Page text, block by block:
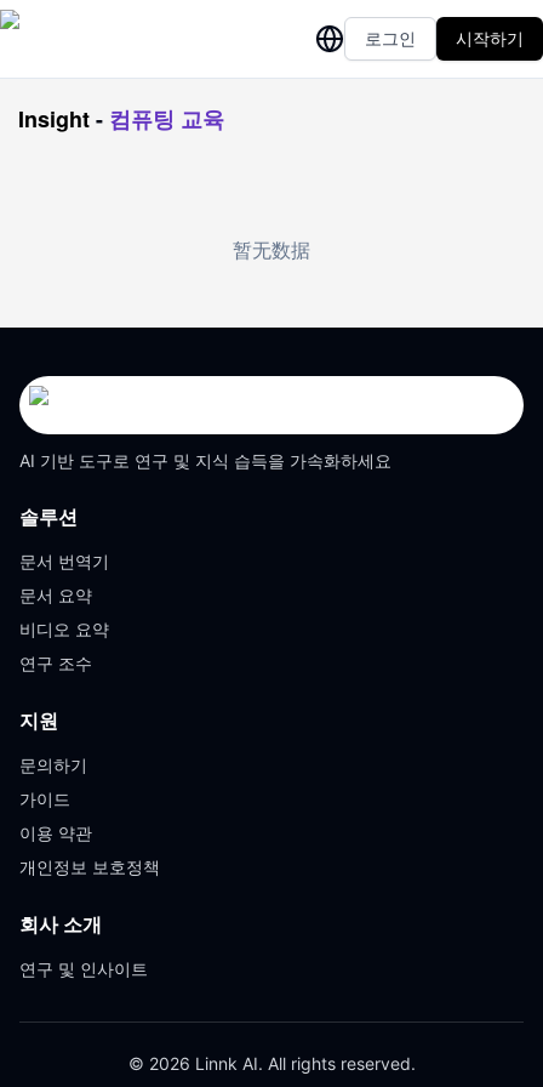
로그인 시작하기
Insight- 컴퓨팅 교육
暂无数据
AI 기반 도구로 연구 및 지식 습득을 가속화하세요
솔루션
문서 번역기
문서 요약
비디오 요약
연구 조수
지원
문의하기
가이드
이용 약관
개인정보 보호정책
회사 소개
연구 및 인사이트
© 2026 Linnk AI. All rights reserved.